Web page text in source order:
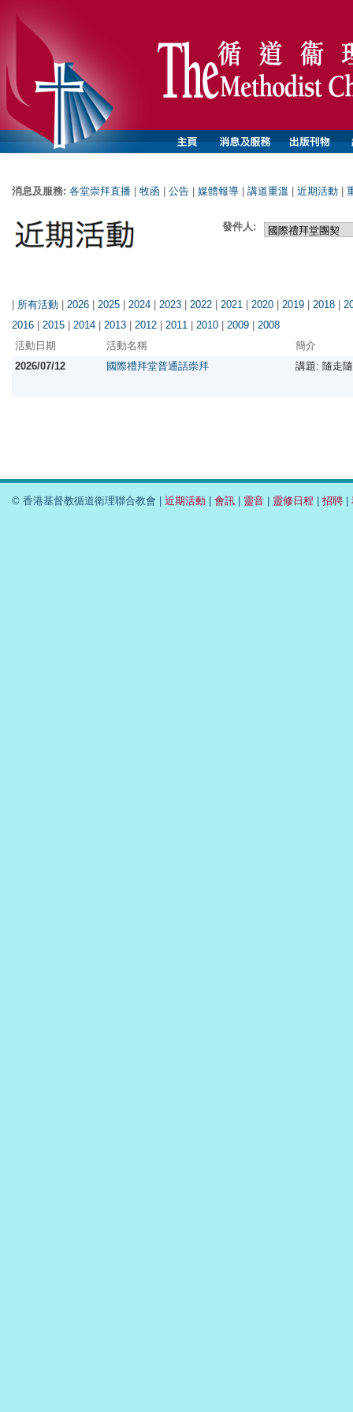
消息及服務: 各堂崇拜直播 牧函 公告 媒體報導 講道重溫 近期活動
發件人:
| 所有活動 | 2026 | 2025 | 2024 | 2023 | 2022 | 2021 | 2020 | 2019 | 2018 |
2016 | 2015 | 2014 | 2013 | 2012 | 2011 | 2010 | 2009 | 2008
活動日期
活動名稱
簡介
2026/07/12
國際禮拜堂普通話崇拜 講題: 隨走
© 香港基督教循道衛理聯合教會 | 近期活動 | 會訊 | 靈音 | 靈修日程 | 招聘 |